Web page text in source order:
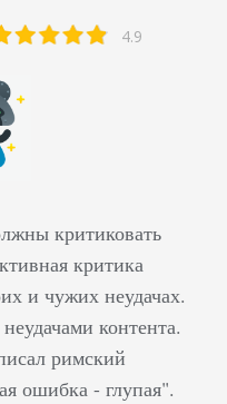
4.9
критиковать
критика
и чужих неудачах.
контента.
римский
ошибка - глупая".